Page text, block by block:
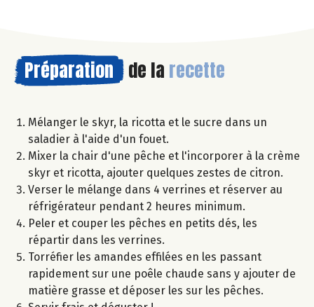
Préparation de la recette
Mélanger le skyr, la ricotta et le sucre dans un
saladier à l'aide d'un fouet.
Mixer la chair d'une pêche et l'incorporer à la crème
skyr et ricotta, ajouter quelques zestes de citron.
Verser le mélange dans 4 verrines et réserver au
réfrigérateur pendant 2 heures minimum.
Peler et couper les pêches en petits dés, les
répartir dans les verrines.
Torréfier les amandes effilées en les passant
rapidement sur une poêle chaude sans y ajouter de
matière grasse et déposer les sur les pêches.